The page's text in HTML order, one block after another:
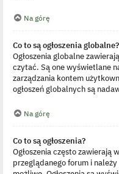
Na górę
Co to są ogłoszenia globalne?
Ogłoszenia globalne
czytać. Są one wyświetlane
zarządzania kontem
ogłoszeń globalnych są
Na górę
Co to są ogłoszenia?
Ogłoszenia często zawierają
przeglądanego forum i